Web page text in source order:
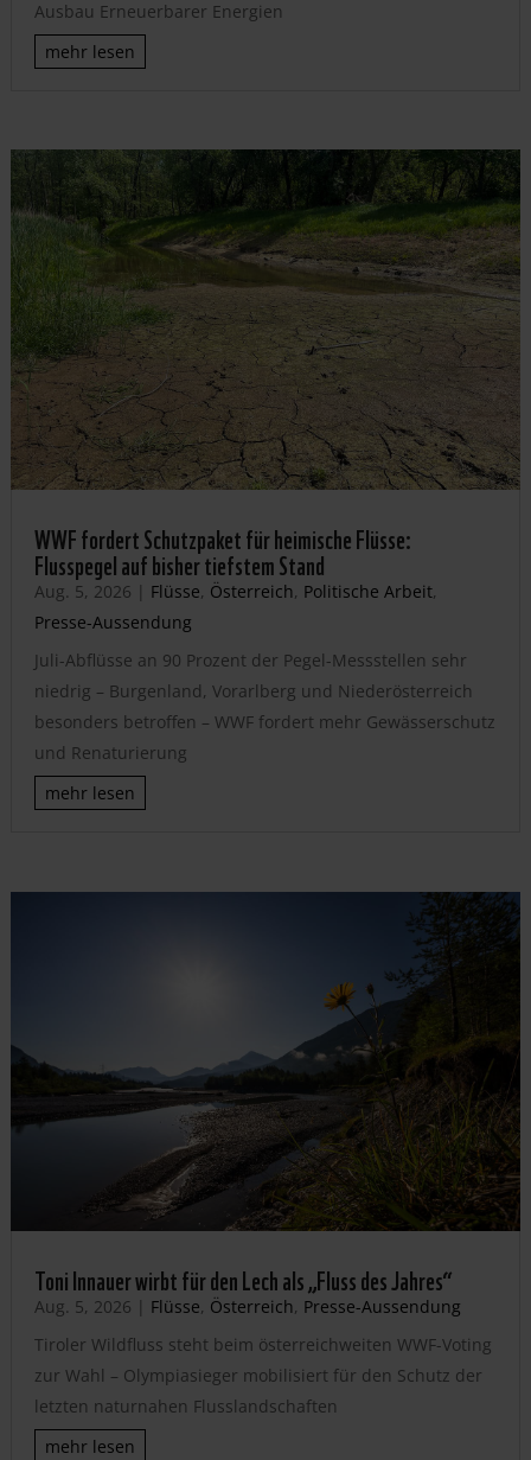
Ausbau Erneuerbarer Energien
mehr lesen
WWF fordert Schutzpaket für heimische Flüsse:
Flusspegel auf bisher tiefstem Stand
Aug. 5, 2026 | Flüsse, Österreich, Politische Arbeit,
Presse-Aussendung
Juli-Abflüsse an 90 Prozent der Pegel-Messstellen sehr
niedrig – Burgenland, Vorarlberg und Niederösterreich
besonders betroffen – WWF fordert mehr Gewässerschutz
und Renaturierung
mehr lesen
Toni Innauer wirbt für den Lech als „Fluss des Jahres“
Aug. 5, 2026 | Flüsse, Österreich, Presse-Aussendung
Tiroler Wildfluss steht beim österreichweiten WWF-Voting
zur Wahl – Olympiasieger mobilisiert für den Schutz der
letzten naturnahen Flusslandschaften
mehr lesen